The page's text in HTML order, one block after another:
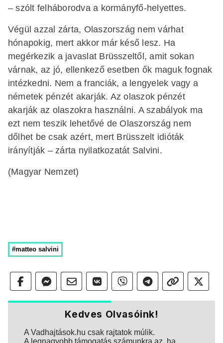
– szólt felháborodva a kormányfő-helyettes.
Végül azzal zárta, Olaszország nem várhat
hónapokig, mert akkor már késő lesz. Ha
megérkezik a javaslat Brüsszeltől, amit sokan
várnak, az jó, ellenkező esetben ők maguk fognak
intézkedni. Nem a franciák, a lengyelek vagy a
németek pénzét akarják. Az olaszok pénzét
akarják az olaszokra használni. A szabályok ma
ezt nem teszik lehetővé de Olaszország nem
dőlhet be csak azért, mert Brüsszelt idióták
irányítják – zárta nyilatkozatát Salvini.
(Magyar Nemzet)
#matteo salvini
Kedves Olvasóink!
A Vadhajtások.hu csak rajtatok múlik.
A legnagyobb támogatás számunkra az, ha